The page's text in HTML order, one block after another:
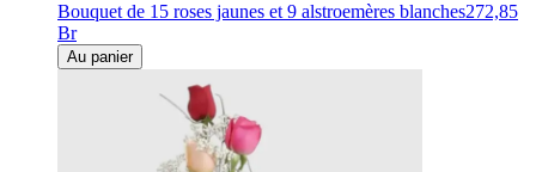
Bouquet de 15 roses jaunes et 9 alstroemères blanches272,85
Br
Au panier